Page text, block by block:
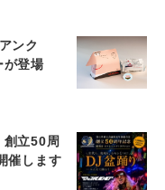
ンク
が登場
立50周
催します